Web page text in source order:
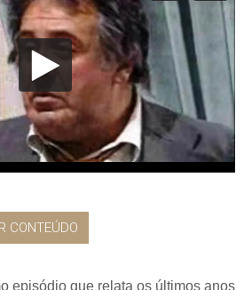
CONTEÚDO
episódio que relata os últimos anos